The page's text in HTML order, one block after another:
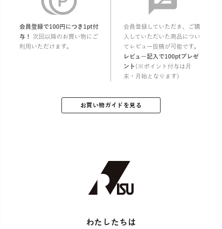
会員登録で100円につき1pt付
与！ 次回以降のお買い物にご
利用いただけます。
会員登録していただき、ご購
入していただいた商品につい
てレビュー投稿が可能です。
レビュー記入で100ptプレゼ
ント (※ポイント付与は月
末・月始となります)
お買い物ガイドを見る
わたしたちは